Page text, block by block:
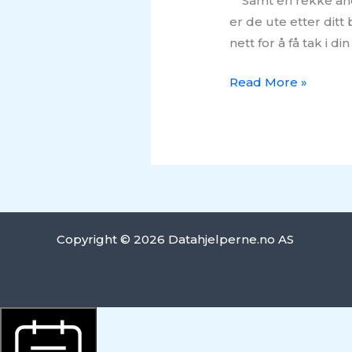
er de ute etter ditt
nett for å få tak i
Read More »
Copyright © 2026 Datahjelperne.no AS